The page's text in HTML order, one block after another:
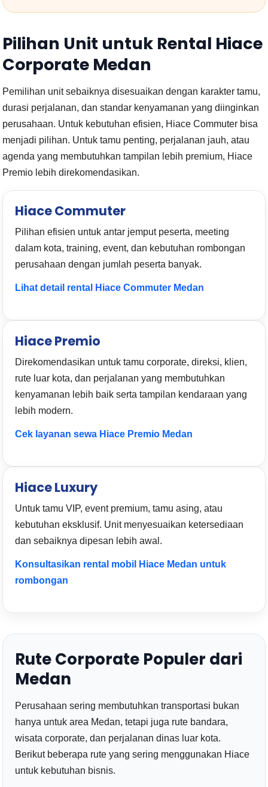
Pilihan Unit untuk Rental Hiace
Corporate Medan
Pemilihan unit sebaiknya disesuaikan dengan karakter tamu,
durasi perjalanan, dan standar kenyamanan yang diinginkan
perusahaan. Untuk kebutuhan efisien, Hiace Commuter bisa
menjadi pilihan. Untuk tamu penting, perjalanan jauh, atau
agenda yang membutuhkan tampilan lebih premium, Hiace
Premio lebih direkomendasikan.
Hiace Commuter
Pilihan efisien untuk antar jemput peserta, meeting
dalam kota, training, event, dan kebutuhan rombongan
perusahaan dengan jumlah peserta banyak.
Lihat detail rental Hiace Commuter Medan
Hiace Premio
Direkomendasikan untuk tamu corporate, direksi, klien,
rute luar kota, dan perjalanan yang membutuhkan
kenyamanan lebih baik serta tampilan kendaraan yang
lebih modern.
Cek layanan sewa Hiace Premio Medan
Hiace Luxury
Untuk tamu VIP, event premium, tamu asing, atau
kebutuhan eksklusif. Unit menyesuaikan ketersediaan
dan sebaiknya dipesan lebih awal.
Konsultasikan rental mobil Hiace Medan untuk
rombongan
Rute Corporate Populer dari
Medan
Perusahaan sering membutuhkan transportasi bukan
hanya untuk area Medan, tetapi juga rute bandara,
wisata corporate, dan perjalanan dinas luar kota.
Berikut beberapa rute yang sering menggunakan Hiace
untuk kebutuhan bisnis.